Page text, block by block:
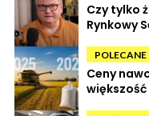
Czy tylko
Rynkowy
POLECANE
Ceny